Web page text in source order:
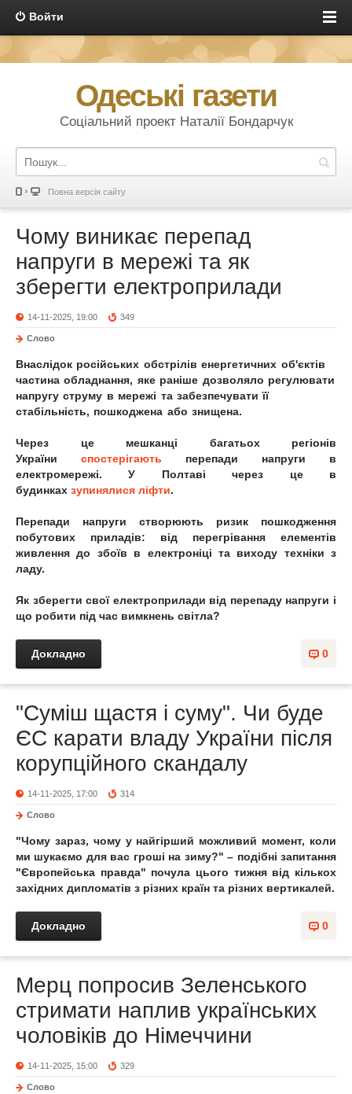
Войти
Одеські газети
Соціальний проект Наталії Бондарчук
Повна версія сайту
Чому виникає перепад
напруги в мережі та як
зберегти електроприлади
14-11-2025, 19:00 349
Слово
Внаслідок російських обстрілів енергетичних об'єктів
частина обладнання, яке раніше дозволяло регулювати
напругу струму в мережі та забезпечувати її
стабільність, пошкоджена або знищена.
Через це мешканці багатьох регіонів
України
спостерігають
перепади напруги в
електромережі. У Полтаві через це в
будинках зупинялися ліфти.
Перепади напруги створюють ризик пошкодження
побутових приладів: від перегрівання елементів
живлення до збоїв в електроніці та виходу техніки з
ладу.
Як зберегти свої електроприлади від перепаду напруги і
що робити під час вимкнень світла?
0
Докладно
"Суміш щастя і суму". Чи буде
ЄС карати владу України після
корупційного скандалу
14-11-2025, 17:00 314
Слово
"Чому зараз, чому у найгірший можливий момент, коли
ми шукаємо для вас гроші на зиму?" – подібні запитання
"Європейська правда" почула цього тижня від кількох
західних дипломатів з різних країн та різних вертикалей.
0
Докладно
Мерц попросив Зеленського
стримати наплив українських
чоловіків до Німеччини
14-11-2025, 15:00 329
Слово